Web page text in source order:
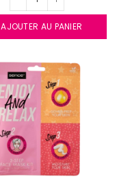
AJOUTER AU PANIER